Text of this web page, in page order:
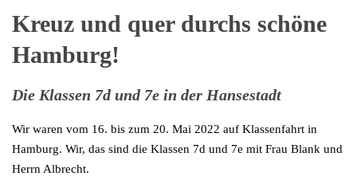
Kreuz und quer durchs schöne
Hamburg!
Die Klassen 7d und 7e in der Hansestadt
Wir waren vom 16. bis zum 20. Mai 2022 auf Klassenfahrt in
Hamburg. Wir, das sind die Klassen 7d und 7e mit Frau Blank und
Herrn Albrecht.